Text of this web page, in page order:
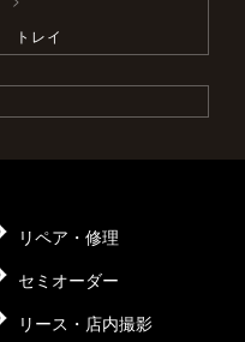
トレイ
リペア・修理
セミオーダー
リース・店内撮影